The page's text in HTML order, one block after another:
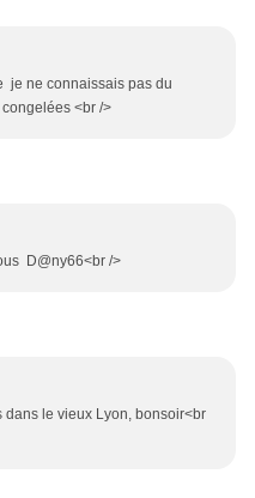
je ne connaissais pas du
<br />
D@ny66<br />
le vieux Lyon, bonsoir<br